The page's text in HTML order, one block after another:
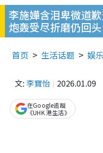
李施嬅含泪卑微道
炮轰受尽折磨仍回
首页 生活话题 娱乐
文: 李寶怡 2026.01.09
在Google追蹤
《UHK 港生活》